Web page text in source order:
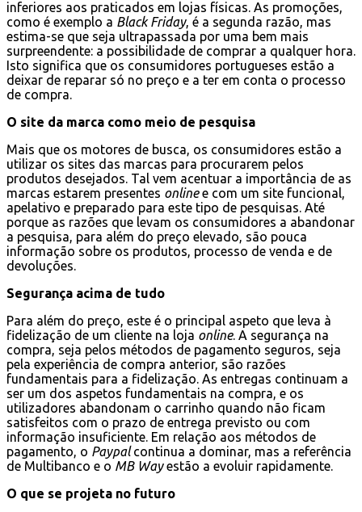
inferiores aos praticados em lojas físicas. As promoções,
como é exemplo a Black Friday, é a segunda razão, mas
estima-se que seja ultrapassada por uma bem mais
surpreendente: a possibilidade de comprar a qualquer hora.
Isto significa que os consumidores portugueses estão a
deixar de reparar só no preço e a ter em conta o processo
de compra.
O site da marca como meio de pesquisa
Mais que os motores de busca, os consumidores estão a
utilizar os sites das marcas para procurarem pelos
produtos desejados. Tal vem acentuar a importância de as
marcas estarem presentes onlinee com um site funcional,
apelativo e preparado para este tipo de pesquisas. Até
porque as razões que levam os consumidores a abandonar
a pesquisa, para além do preço elevado, são pouca
informação sobre os produtos, processo de venda e de
devoluções.
Segurança acima de tudo
Para além do preço, este é o principal aspeto que leva à
fidelização de um cliente na loja online. A segurança na
compra, seja pelos métodos de pagamento seguros, seja
pela experiência de compra anterior, são razões
fundamentais para a fidelização. As entregas continuam a
ser um dos aspetos fundamentais na compra, e os
utilizadores abandonam o carrinho quando não ficam
satisfeitos com o prazo de entrega previsto ou com
informação insuficiente. Em relação aos métodos de
pagamento, o Paypalcontinua a dominar, mas a referência
de Multibanco e o MB Wayestão a evoluir rapidamente.
O que se projeta no futuro